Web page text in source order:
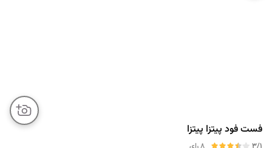
فست فود پیتزا پیتزا